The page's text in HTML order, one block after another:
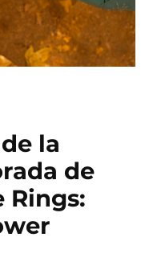
la
de
Rings: